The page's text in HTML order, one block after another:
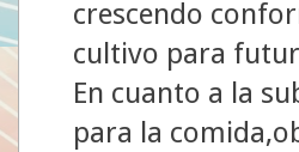
crescendo
cultivo para
En cuanto a la
para la